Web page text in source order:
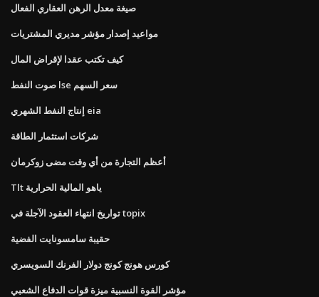
صيغة معدل الرهن العقاري الفعال
مواعيد إصدار مؤشر مديري المشتريات
كيف تكتب عقدا لإقراض المال
صوت النفط lse سعر السهم
إنتاج النفط الشهري eia
شركات استثمار الطاقة
أعظم التجارة من أي وقت مضى زوكرمان
Tlt ياهو المالية الحرارية
تواريخ انتهاء العقود الآجلة في topix
حقيبة سامسونايت الفضية
كورس هونج كونج دولار الفرنك السويسري
مؤشر القوة النسبية ميزة قوات الدفاع الشعبي